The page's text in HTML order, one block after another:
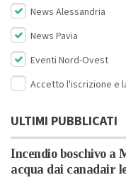
News Alessandria
News Pavia
Eventi Nord-Ovest
Accetto l'iscrizione e
ULTIMI PUBBLICATI
Incendio boschivo a
acqua dai canadair